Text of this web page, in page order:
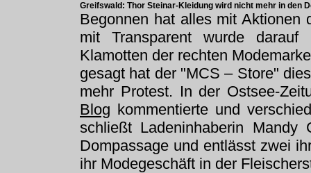
Greifswald: Thor Steinar-Kleidung wird nicht mehr in den
Begonnen hat alles mit Aktionen
mit Transparent wurde
Klamotten der rechten
gesagt hat der "MCS – Store"
mehr Protest. In der Ostsee-
Blog kommentierte und
schließt Ladeninhaberin
Dompassage und entlässt zwei
ihr Modegeschäft in der